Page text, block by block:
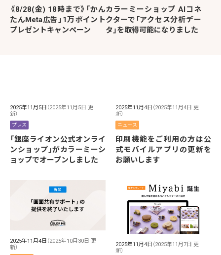
《8/28(金) 18時まで》「かん
たんMeta広告」1万ポイント
プレゼントキャンペーン
カラーミーショップ AIコネ
クターで「アクセス分析デー
タ」を取得可能になりました
2025年11月5日 （2025年11月5日 更
新）
プレス
「銀座ライオン公式オンライ
ンショップ」がカラーミーシ
ョップでオープンしました
2025年11月4日 （2025年11月4日 更
新）
ニュース
印刷機能をご利用の方は公
式モバイルアプリの更新を
お願いします
2025年11月4日 （2025年10月30日 更
新）
2025年11月4日 （2025年11月7日 更
新）